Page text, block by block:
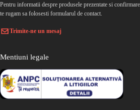
Pentru informatii despre produsele prezentate si
te rugam sa folosesti formularul de contact.
Trimite-ne un mesaj
Mentiuni legale